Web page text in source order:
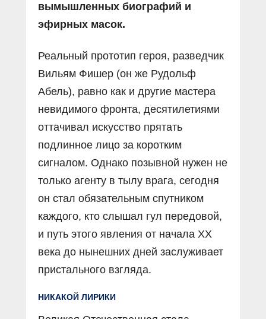
вымышленных биографий и
эфирных масок.
Реальный прототип героя, разведчик
Вильям Фишер (он же Рудольф
Абель), равно как и другие мастера
невидимого фронта, десятилетиями
оттачивал искусство прятать
подлинное лицо за коротким
сигналом. Однако позывной нужен не
только агенту в тылу врага, сегодня
он стал обязательным спутником
каждого, кто слышал гул передовой,
и путь этого явления от начала ХХ
века до нынешних дней заслуживает
пристального взгляда.
НИКАКОЙ ЛИРИКИ